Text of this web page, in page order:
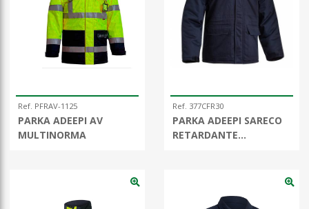
Ref. PFRAV-1125
PARKA ADEEPI AV
MULTINORMA
Ref. 377CFR30
PARKA ADEEPI SARECO
RETARDANTE